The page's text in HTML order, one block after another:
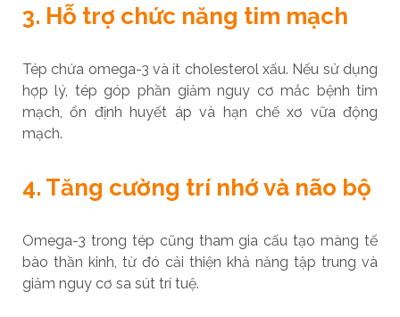
3. Hỗ trợ chức năng tim mạch
Tép chứa omega-3 và ít cholesterol xấu. Nếu sử dụng
hợp lý, tép góp phần giảm nguy cơ mắc bệnh tim
mạch, ổn định huyết áp và hạn chế xơ vữa động
mạch.
4. Tăng cường trí nhớ và não bộ
Omega-3 trong tép cũng tham gia cấu tạo màng tế
bào thần kinh, từ đó cải thiện khả năng tập trung và
giảm nguy cơ sa sút trí tuệ.